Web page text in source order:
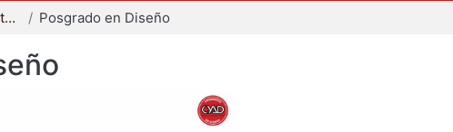
División de Ciencias y Artes para el Diseño Posgrado en Diseño